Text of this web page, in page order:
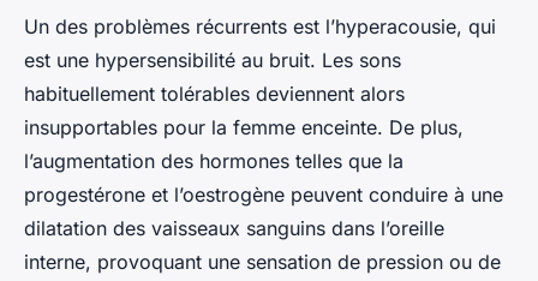
Un des problèmes récurrents est l’hyperacousie, qui
est une hypersensibilité au bruit. Les sons
habituellement tolérables deviennent alors
insupportables pour la femme enceinte. De plus,
l’augmentation des hormones telles que la
progestérone et l’oestrogène peuvent conduire à une
dilatation des vaisseaux sanguins dans l’oreille
interne, provoquant une sensation de pression ou de